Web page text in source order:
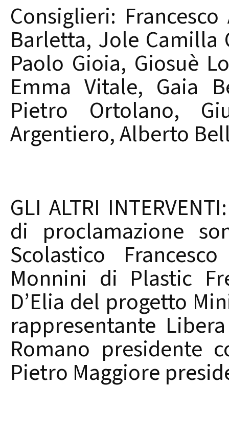
Consiglieri:
Barletta, Jole Camilla
Paolo Gioia, Giosuè
Emma Vitale, Gaia
Pietro Ortolano,
Argentiero, Alberto
GLI ALTRI
di proclamazione
Scolastico
Monnini di Plastic
D’Elia del progetto
rappresentante
Romano presidente
Pietro Maggiore